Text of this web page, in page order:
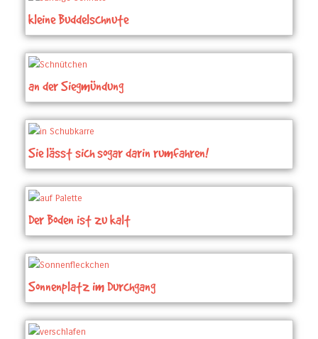
kleine Buddelschnute
an der Siegmündung
Sie lässt sich sogar darin rumfahren!
Der Boden ist zu kalt
Sonnenplatz im Durchgang